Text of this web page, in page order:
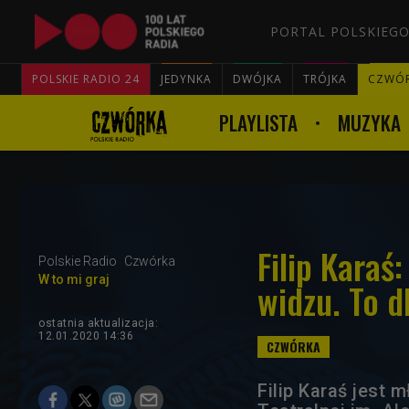
PORTAL
POLSKIE RADIO 24 JEDYNKA DWÓJKA TRÓJKA
PLAYLISTA MUZYKA
Polskie Radio
Czwórka
W to mi graj
Filip
widzu. To
ostatnia aktualizacja:
12.01.2020 14:36
Filip Karaś jest